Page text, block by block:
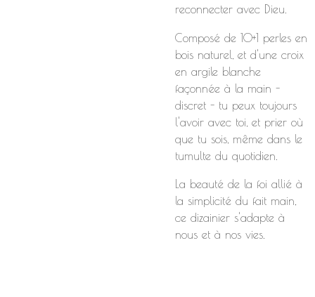
reconnecter avec Dieu.
Composé de 10+1 perles en
bois naturel, et d'une croix
en argile blanche
façonnée à la main -
discret - tu peux toujours
l'avoir avec toi, et prier où
que tu sois, même dans le
tumulte du quotidien.
La beauté de la foi allié à
la simplicité du fait main,
ce dizainier s'adapte à
nous et à nos vies.